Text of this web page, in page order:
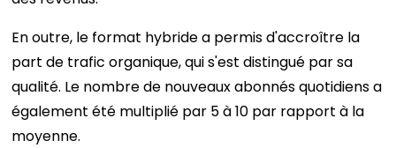
En outre, le format hybride a permis d'accroître la
part de trafic organique, qui s'est distingué par sa
qualité. Le nombre de nouveaux abonnés quotidiens a
également été multiplié par 5 à 10 par rapport à la
moyenne.